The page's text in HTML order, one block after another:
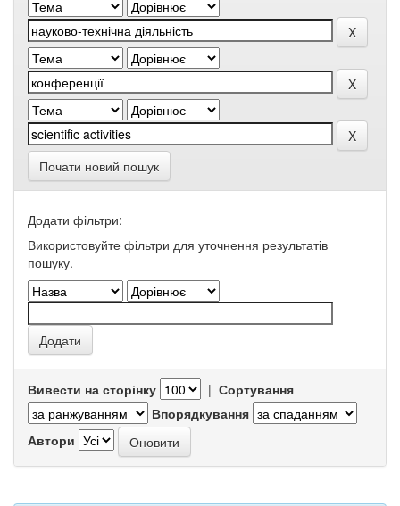
Почати новий пошук
Додати фільтри:
Використовуйте фільтри для уточнення результатів
пошуку.
Вивести на сторінку | Сортування
Впорядкування
Автори